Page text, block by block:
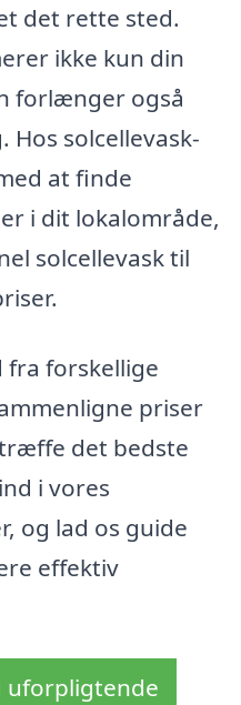
det rette sted.
ikke kun din
forlænger også
solcellevask-
at finde
i dit lokalområde,
solcellevask til
fra forskellige
priser
det bedste
i vores
og lad os guide
effektiv
uforpligtende